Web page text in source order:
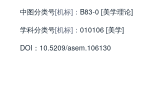
中图分类号[机标]： B83-0 [美学理论]
学科分类号[机标]： 010106 [美学]
DOI： 10.5209/asem.106130